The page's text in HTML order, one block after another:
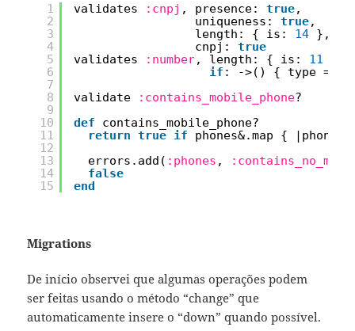
1
2
3
4
5
6
7
8
9
10
11
12
13
14
15
validates :cnpj , presence: true,
uniqueness: true,
length: { is: 14 },
cnpj: true
validates
:number, length: { is: 11
if : ->() { type ==
validate
:contains_mobile_phone?
def
contains_mobile_phone?
return true if
phones&.map {
errors.add( :phones ,
false
end
Migrations
De início observei que algumas operações podem
ser feitas usando o método “change” que
automaticamente insere o “down” quando possível.